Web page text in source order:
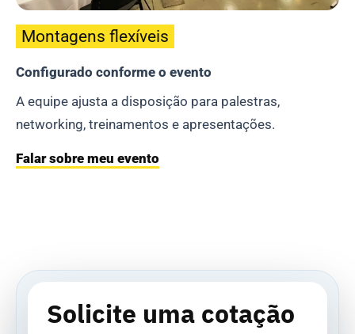
Montagens flexíveis
Configurado conforme o evento
A equipe ajusta a disposição para palestras,
networking, treinamentos e apresentações.
Falar sobre meu evento
Solicite uma cotação